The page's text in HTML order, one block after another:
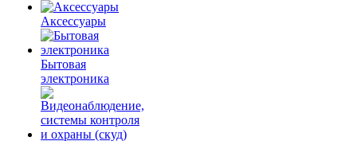
Аксессуары
Бытовая
электроника